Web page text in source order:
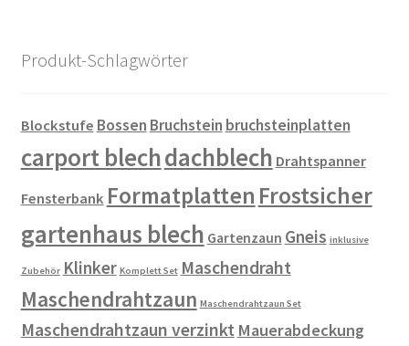
Produkt-Schlagwörter
Blockstufe Bossen Bruchstein bruchsteinplatten
carport blechdachblech Drahtspanner
Fensterbank Formatplatten Frostsicher
gartenhaus blech Gartenzaun Gneis inklusive
Zubehör Klinker Komplett Set Maschendraht
Maschendrahtzaun Maschendrahtzaun Set
Maschendrahtzaun verzinkt Mauerabdeckung